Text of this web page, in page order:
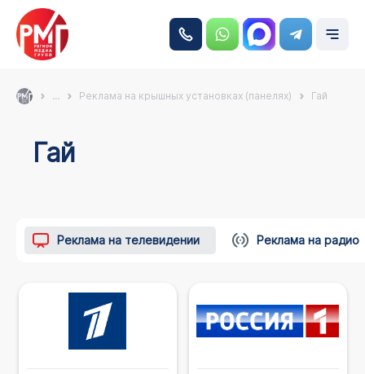
... Реклама на крышных установках (панелях) Гай
Гай
Реклама на телевидении Реклама на радио